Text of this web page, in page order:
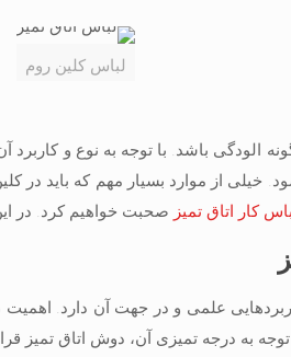
لباس کلین روم
الودگی باشد. با توجه به نوع و
خیلی از موارد بسیار مهم که باید در
کار اتاق تمیز صحبت خواهیم کرد. در
علمی و در جهت آن دارد. اهمیت
به درجه تمیزی آن، دوش اتاق تمیز